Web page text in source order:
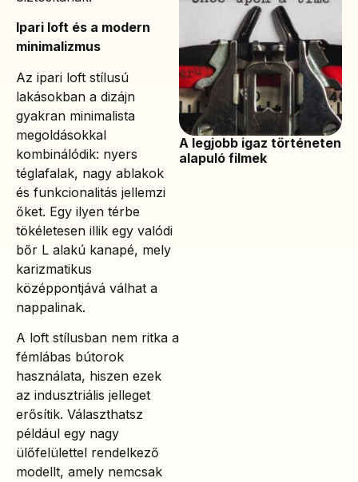
Ipari loft és a modern
minimalizmus
Az ipari loft stílusú
lakásokban a dizájn
gyakran minimalista
megoldásokkal
kombinálódik: nyers
téglafalak, nagy ablakok
és funkcionalitás jellemzi
őket. Egy ilyen térbe
tökéletesen illik egy valódi
bőr L alakú kanapé, mely
karizmatikus
középpontjává válhat a
nappalinak.
A loft stílusban nem ritka a
fémlábas bútorok
használata, hiszen ezek
az indusztriális jelleget
erősítik. Választhatsz
például egy nagy
ülőfelülettel rendelkező
modellt, amely nemcsak
A legjobb igaz történeten
alapuló filmek